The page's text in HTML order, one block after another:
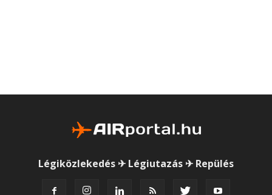
Légiközlekedés ✈ Légiutazás ✈ Repülés